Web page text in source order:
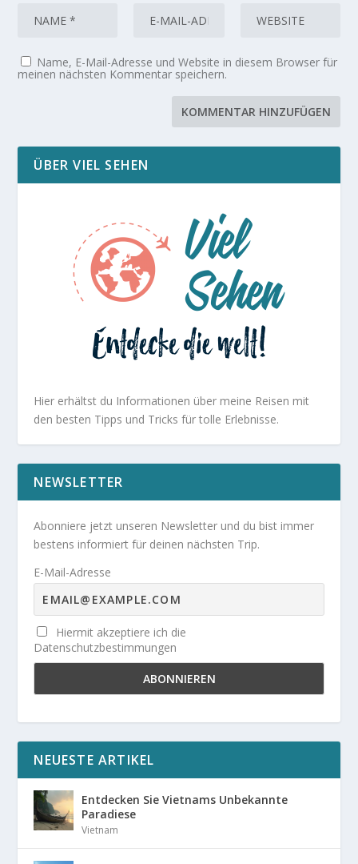
Name, E-Mail-Adresse und Website in diesem Browser für
meinen nächsten Kommentar speichern.
ÜBER VIEL SEHEN
Hier erhältst du Informationen über meine Reisen mit
den besten Tipps und Tricks für tolle Erlebnisse.
NEWSLETTER
Abonniere jetzt unseren Newsletter und du bist immer
bestens informiert für deinen nächsten Trip.
E-Mail-Adresse
Hiermit akzeptiere ich die
Datenschutzbestimmungen
NEUESTE ARTIKEL
Entdecken Sie Vietnams Unbekannte
Paradiese
Vietnam